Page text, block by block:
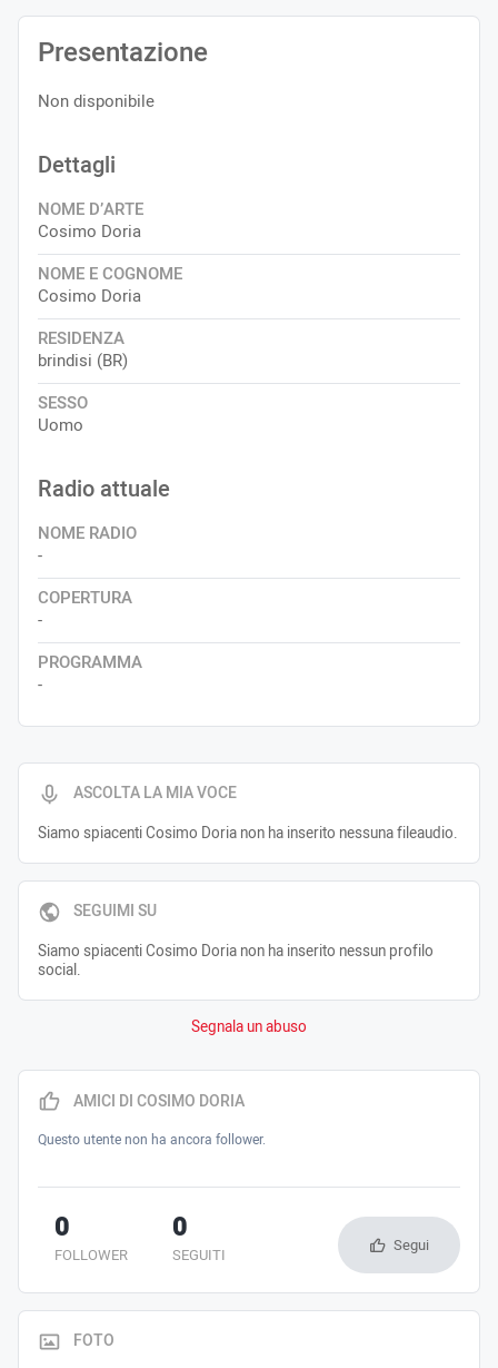
ASCOLTA LA MIA VOCE
Siamo spiacenti Cosimo Doria non ha inserito nessuna fileaudio.
SEGUIMI SU
Siamo spiacenti Cosimo Doria non ha inserito nessun profilo
social.
Segnala un abuso
Presentazione
Non disponibile
Dettagli
NOME D’ARTE
Cosimo Doria
NOME E COGNOME
Cosimo Doria
RESIDENZA
brindisi (BR)
SESSO
Uomo
Radio attuale
NOME RADIO
-
COPERTURA
-
PROGRAMMA
-
AMICI DI COSIMO DORIA
Questo utente non ha ancora follower.
FOLLOWER
0
SEGUITI
0 Segui
FOTO